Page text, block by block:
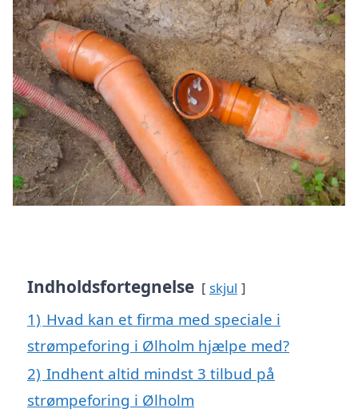
Indholdsfortegnelse skjul
1) Hvad kan et firma med speciale i
strømpeforing i Ølholm hjælpe med?
2) Indhent altid mindst 3 tilbud på
strømpeforing i Ølholm